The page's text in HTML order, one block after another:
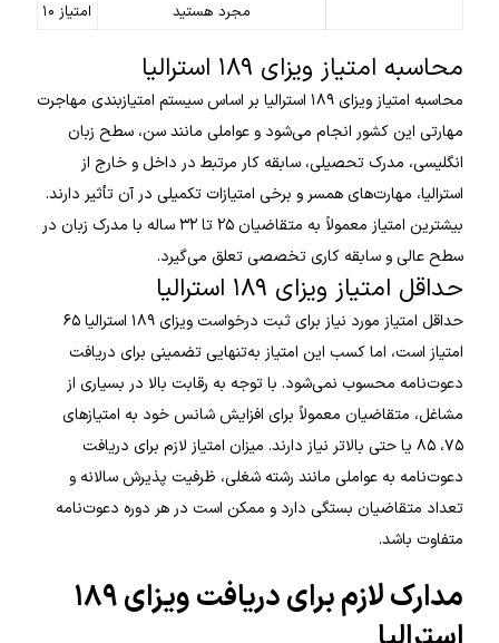
۱۰ امتیاز
مجرد هستید
محاسبه امتیاز ویزای ۱۸۹ استرالیا
محاسبه امتیاز ویزای ۱۸۹ استرالیا بر اساس سیستم امتیازبندی مهاجرت
مهارتی این کشور انجام می‌شود و عواملی مانند سن، سطح زبان
انگلیسی، مدرک تحصیلی، سابقه کار مرتبط در داخل و خارج از
استرالیا، مهارت‌های همسر و برخی امتیازات تکمیلی در آن تأثیر دارند.
بیشترین امتیاز معمولاً به متقاضیان ۲۵ تا ۳۲ ساله با مدرک زبان در
سطح عالی و سابقه کاری تخصصی تعلق می‌گیرد.
حداقل امتیاز ویزای ۱۸۹ استرالیا
حداقل امتیاز مورد نیاز برای ثبت درخواست ویزای ۱۸۹ استرالیا ۶۵
امتیاز است، اما کسب این امتیاز به‌تنهایی تضمینی برای دریافت
دعوت‌نامه محسوب نمی‌شود. با توجه به رقابت بالا در بسیاری از
مشاغل، متقاضیان معمولاً برای افزایش شانس خود به امتیازهای
۷۵، ۸۵ یا حتی بالاتر نیاز دارند. میزان امتیاز لازم برای دریافت
دعوت‌نامه به عواملی مانند رشته شغلی، ظرفیت پذیرش سالانه و
تعداد متقاضیان بستگی دارد و ممکن است در هر دوره دعوت‌نامه
متفاوت باشد.
مدارک لازم برای دریافت ویزای ۱۸۹